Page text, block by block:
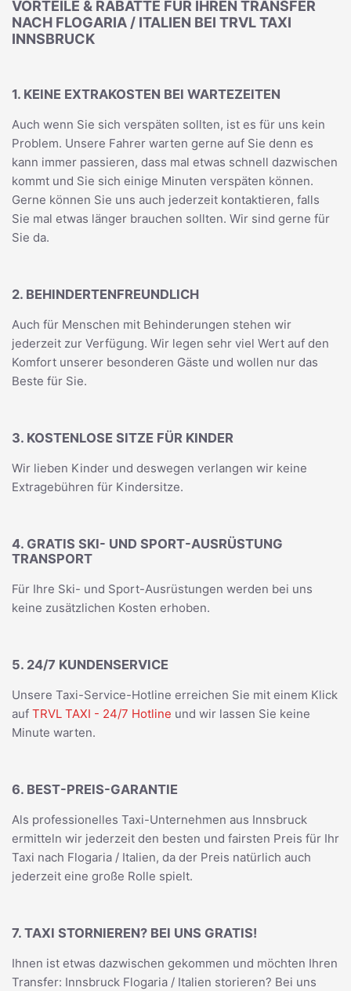
VORTEILE & RABATTE FÜR IHREN TRANSFER
NACH FLOGARIA / ITALIEN BEI TRVL TAXI
INNSBRUCK
1. KEINE EXTRAKOSTEN BEI WARTEZEITEN
Auch wenn Sie sich verspäten sollten, ist es für uns kein
Problem. Unsere Fahrer warten gerne auf Sie denn es
kann immer passieren, dass mal etwas schnell dazwischen
kommt und Sie sich einige Minuten verspäten können.
Gerne können Sie uns auch jederzeit kontaktieren, falls
Sie mal etwas länger brauchen sollten. Wir sind gerne für
Sie da.
2. BEHINDERTENFREUNDLICH
Auch für Menschen mit Behinderungen stehen wir
jederzeit zur Verfügung. Wir legen sehr viel Wert auf den
Komfort unserer besonderen Gäste und wollen nur das
Beste für Sie.
3. KOSTENLOSE SITZE FÜR KINDER
Wir lieben Kinder und deswegen verlangen wir keine
Extragebühren für Kindersitze.
4. GRATIS SKI- UND SPORT-AUSRÜSTUNG
TRANSPORT
Für Ihre Ski- und Sport-Ausrüstungen werden bei uns
keine zusätzlichen Kosten erhoben.
5. 24/7 KUNDENSERVICE
Unsere Taxi-Service-Hotline erreichen Sie mit einem Klick
auf TRVL TAXI - 24/7 Hotline und wir lassen Sie keine
Minute warten.
6. BEST-PREIS-GARANTIE
Als professionelles Taxi-Unternehmen aus Innsbruck
ermitteln wir jederzeit den besten und fairsten Preis für Ihr
Taxi nach Flogaria / Italien, da der Preis natürlich auch
jederzeit eine große Rolle spielt.
7. TAXI STORNIEREN? BEI UNS GRATIS!
Ihnen ist etwas dazwischen gekommen und möchten Ihren
Transfer: Innsbruck Flogaria / Italien storieren? Bei uns